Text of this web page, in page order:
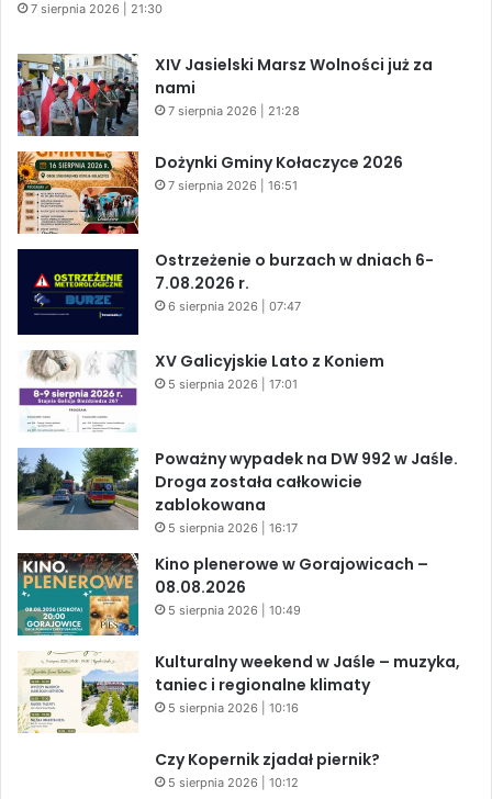
7 sierpnia 2026 | 21:30
XIV Jasielski Marsz Wolności już za
nami
7 sierpnia 2026 | 21:28
Dożynki Gminy Kołaczyce 2026
7 sierpnia 2026 | 16:51
Ostrzeżenie o burzach w dniach 6-
7.08.2026 r.
6 sierpnia 2026 | 07:47
XV Galicyjskie Lato z Koniem
5 sierpnia 2026 | 17:01
Poważny wypadek na DW 992 w Jaśle.
Droga została całkowicie
zablokowana
5 sierpnia 2026 | 16:17
Kino plenerowe w Gorajowicach –
08.08.2026
5 sierpnia 2026 | 10:49
Kulturalny weekend w Jaśle – muzyka,
taniec i regionalne klimaty
5 sierpnia 2026 | 10:16
Czy Kopernik zjadał piernik?
5 sierpnia 2026 | 10:12